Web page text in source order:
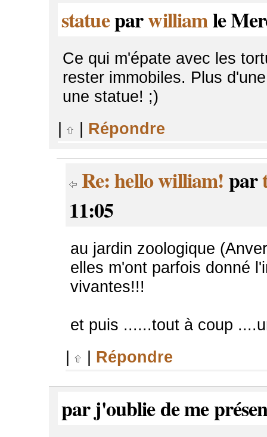
statueparwilliamle
Ce qui m'épate avec les
rester immobiles. Plus
une statue! ;)
Répondre
Re: hello william! par
11:05
au jardin zoologique
elles m'ont parfois donné
vivantes!!!
et puis ......tout à coup
Répondre
par j'oublie de me